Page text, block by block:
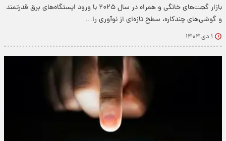
بازار گجت‌های خانگی و همراه در سال ۲۰۲۵ با ورود ایستگاه‌های برق قدرتمند
و گوشی‌های چندکاره، سطح تازه‌ای از نوآوری را…
۱ دی ۱۴۰۴